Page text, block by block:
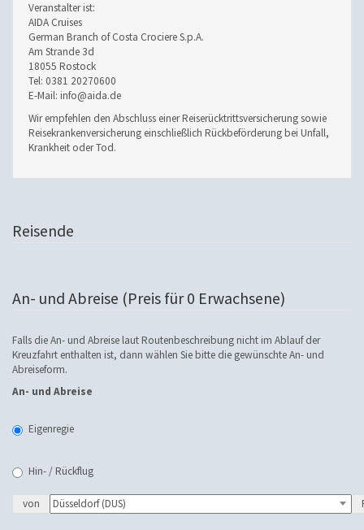
Veranstalter ist:
AIDA Cruises
German Branch of Costa Crociere S.p.A.
Am Strande 3d
18055 Rostock
Tel: 0381 20270600
E-Mail: info@aida.de
Wir empfehlen den Abschluss einer Reiserücktrittsversicherung sowie
Reisekrankenversicherung einschließlich Rückbeförderung bei Unfall,
Krankheit oder Tod.
Reisende
An- und Abreise (Preis für 0 Erwachsene)
Falls die An- und Abreise laut Routenbeschreibung nicht im Ablauf der
Kreuzfahrt enthalten ist, dann wählen Sie bitte die gewünschte An- und
Abreiseform.
An- und Abreise
Eigenregie
Hin- / Rückflug
von